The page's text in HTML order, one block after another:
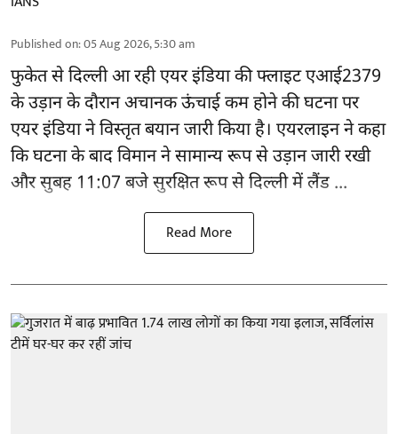
Published on:05 Aug 2026, 5:30 am
फुकेत सेदिल्लीआ रही एयर इंडिया की फ्लाइट एआई2379
के उड़ान के दौरान अचानक ऊंचाई कम होने की घटना पर
एयर इंडिया ने विस्तृत बयान जारी किया है। एयरलाइन ने कहा
कि घटना के बाद विमान ने सामान्य रूप से उड़ान जारी रखी
और सुबह 11:07 बजे सुरक्षित रूप से दिल्ली में लैंड ...
Read More